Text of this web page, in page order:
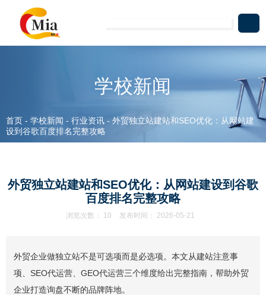
学校新闻
首页 - 学校新闻 - 行业资讯 - 外贸独立站建站和SEO优化：从网站建
设到谷歌百度排名完整攻略
外贸独立站建站和SEO优化：从网站建设到谷歌
百度排名完整攻略
浏览次数： 10 发布时间： 2026-05-21
外贸企业做独立站不是可选项而是必选项。本文从建站注意事
项、SEO代运营、GEO代运营三个维度给出完整指南，帮助外贸
企业打造询盘不断的品牌阵地。